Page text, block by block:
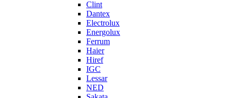
Clint
Dantex
Electrolux
Energolux
Ferrum
Haier
Hiref
IGC
Lessar
NED